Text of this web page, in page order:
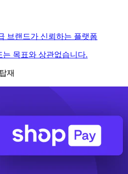
브랜드가 신뢰하는 플랫폼
는 목표와 상관없습니다.
재